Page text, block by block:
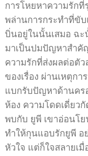
การโหยหาความรัก
พล่านการกระทำที่ขั
บิ่นอยู่ในนั้นเสมอ ฉะ
มาเป็นปมปัญหาสำคั
ความรักที่ส่งผลต่อตั
ของเรื่อง ผ่านเหตุกา
แบกรับปัญหาด้านคร
ห้อง ความโดดเดี่ยว
พบกับ ยูพี เขาอ่อนโ
ทำให้กุนแอบรักยูพี อ
หัวใจ แต่ก็ใจสลายเ